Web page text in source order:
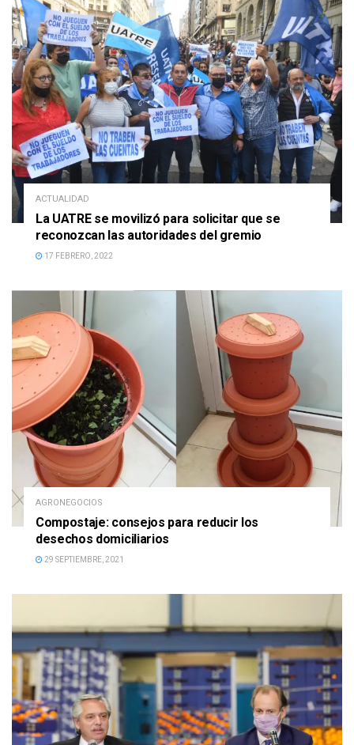
ACTUALIDAD
La UATRE se movilizó para solicitar que se
reconozcan las autoridades del gremio
17 FEBRERO, 2022
AGRONEGOCIOS
Compostaje: consejos para reducir los
desechos domiciliarios
29 SEPTIEMBRE, 2021